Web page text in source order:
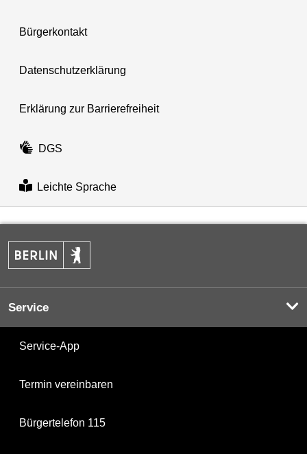
Bürgerkontakt
Datenschutzerklärung
Erklärung zur Barrierefreiheit
DGS
Leichte Sprache
Service
Service-App
Termin vereinbaren
Bürgertelefon 115